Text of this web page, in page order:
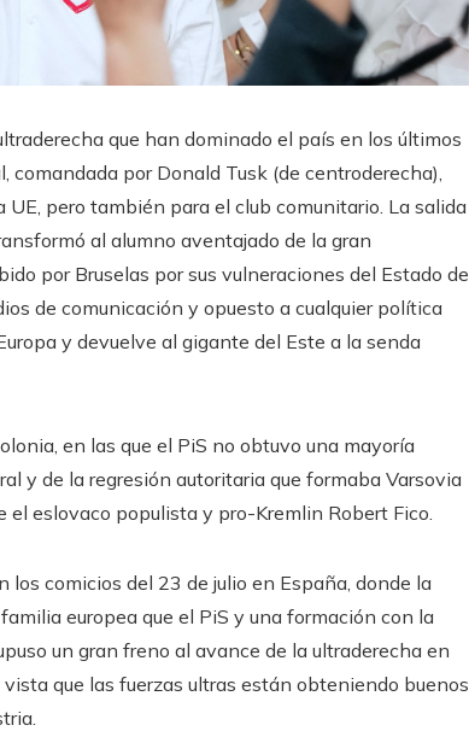
que han dominado el país en los últimos
por Donald Tusk (de centroderecha),
pero también para el club comunitario. La salida
al alumno aventajado de la gran
por Bruselas por sus vulneraciones del Estado de
de comunicación y opuesto a cualquier política
y devuelve al gigante del Este a la senda
en las que el PiS no obtuvo una mayoría
y de la regresión autoritaria que formaba Varsovia
eslovaco populista y pro-Kremlin Robert Fico.
los comicios del 23 de julio en España, donde la
europea que el PiS y una formación con la
un gran freno al avance de la ultraderecha en
que las fuerzas ultras están obteniendo buenos